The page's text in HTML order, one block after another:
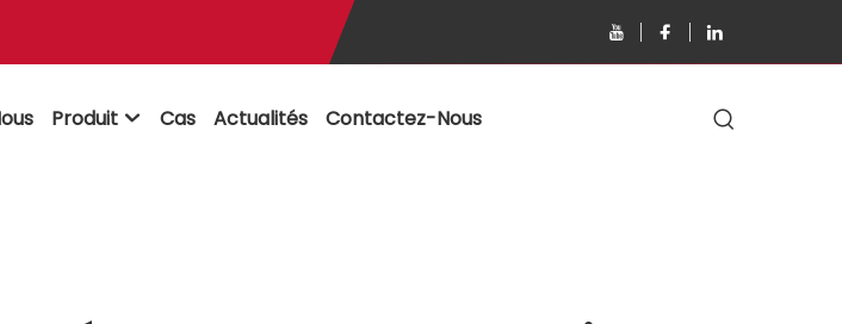
Produit  Cas Actualités Contactez-Nous